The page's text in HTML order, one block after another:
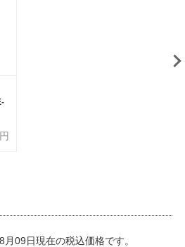
円
09日現在の税込価格です。